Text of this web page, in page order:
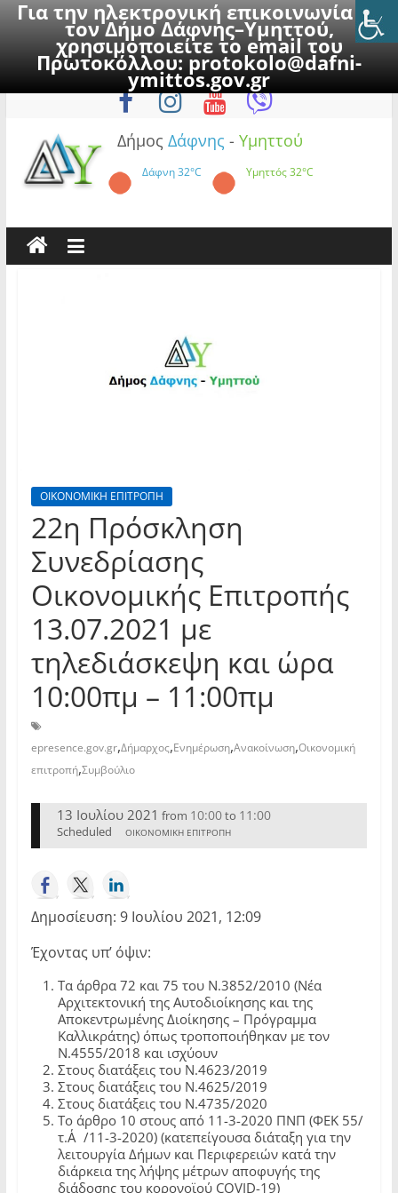
Για την ηλεκτρονική επικοινωνία με
τον Δήμο Δάφνης–Υμηττού,
χρησιμοποιείτε το email του
Πρωτοκόλλου:protokolo@dafni-
ymittos.gov.gr
to
Δευτέρα, 10 Αυγούστου 2026
Δήμος Δάφνης - Υμηττού
Δάφνη32°C Υμηττός32°C
ΟΙΚΟΝΟΜΙΚΗ ΕΠΙΤΡΟΠΗ
22η Πρόσκληση
Συνεδρίασης
Οικονομικής Επιτροπής
13.07.2021 με
τηλεδιάσκεψη και ώρα
10:00πμ – 11:00πμ
epresence.gov.gr,Δήμαρχος,Ενημέρωση,Ανακοίνωση,Οικονομική
επιτροπή,Συμβούλιο
13 Ιουλίου 2021 from 10:00to 11:00
Scheduled ΟΙΚΟΝΟΜΙΚΗ ΕΠΙΤΡΟΠΗ
Δημοσίευση: 9 Ιουλίου 2021, 12:09
Έχοντας υπ’ όψιν:
Τα άρθρα 72 και 75 του Ν.3852/2010 (Νέα
Αρχιτεκτονική της Αυτοδιοίκησης και της
Αποκεντρωμένης Διοίκησης – Πρόγραμμα
Καλλικράτης) όπως τροποποιήθηκαν με τον
Ν.4555/2018 και ισχύουν
Στους διατάξεις του Ν.4623/2019
Στους διατάξεις του Ν.4625/2019
Στους διατάξεις του Ν.4735/2020
Το άρθρο 10 στους από 11-3-2020 ΠΝΠ (ΦΕΚ 55/
τ.Α΄/11-3-2020) (κατεπείγουσα διάταξη για την
λειτουργία Δήμων και Περιφερειών κατά την
διάρκεια της λήψης μέτρων αποφυγής της
διάδοσης του κορονοϊού COVID-19)